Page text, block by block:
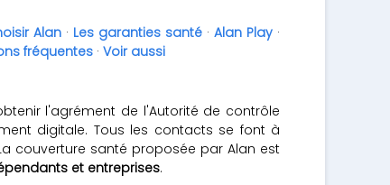
Alan· Les garanties santé·Alan Play ·
fréquentes · Voir aussi
l'agrément de l'Autorité de contrôle
digitale. Tous les contacts se font à
couverture santé proposée par Alan est
et entreprises.